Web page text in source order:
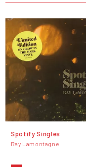
Spotify Singles
Ray Lamontagne